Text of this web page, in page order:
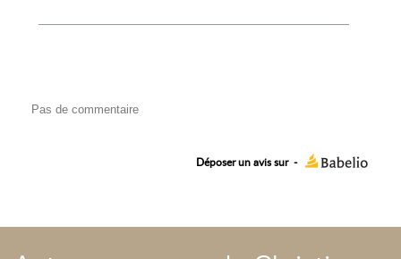
Pas de commentaire
Déposer un avis sur -